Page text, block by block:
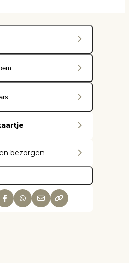
bezorgen